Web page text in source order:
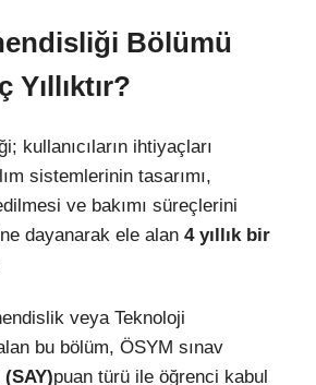
Bölümü
Yıllıktır?
kullanıcıların ihtiyaçları
sistemlerinin tasarımı,
ve bakımı süreçlerini
dayanarak ele alan 4 yıllık bir
veya Teknoloji
bu bölüm, ÖSYM sınav
(SAY)puan türü ile öğrenci kabul